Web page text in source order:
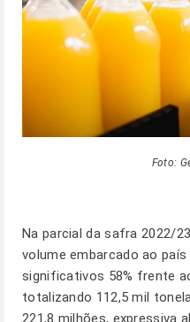
Foto:
Na parcial da safra 2022/
volume embarcado ao
significativos 58% frente
totalizando 112,5 mil
221,8 milhões, expressiva